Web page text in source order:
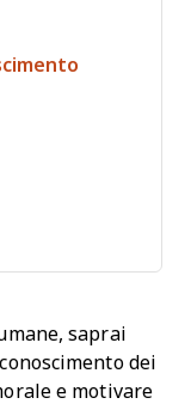
saprai
dei
e motivare